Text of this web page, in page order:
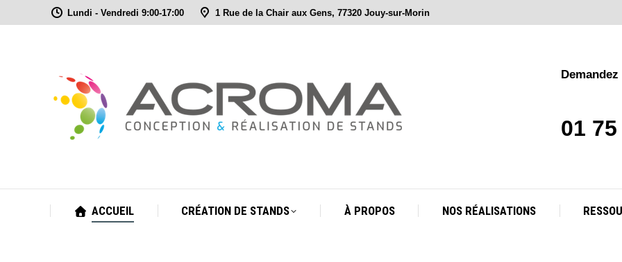
Lundi - Vendredi 9:00-17:00 1 Rue de la Chair aux Gens, 77320 Jouy-sur-Morin
01
ACCUEIL CRÉATION DE STANDS À PROPOS NOS RÉALISATIONS
ACCUEIL CRÉATION DE STANDS À PROPOS NOS RÉALISATIONS